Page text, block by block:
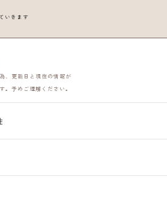
いきます
、更新日と現在の情報が
。予めご理解ください。